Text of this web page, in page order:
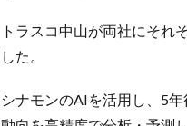
トラスコ中山が両社にそれ
した。
シナモンのAIを活用し、5